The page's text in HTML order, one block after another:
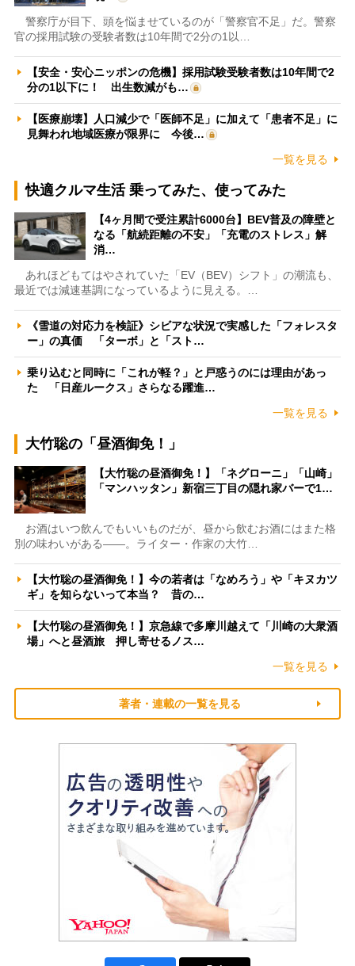
警察庁が目下、頭を悩ませているのが「警察官不足」だ。警察
官の採用試験の受験者数は10年間で2分の1以…
【安全・安心ニッポンの危機】採用試験受験者数は10年間で2
分の1以下に！ 出生数減がも…
【医療崩壊】人口減少で「医師不足」に加えて「患者不足」に
見舞われ地域医療が限界に 今後…
一覧を見る
快適クルマ生活 乗ってみた、使ってみた
【4ヶ月間で受注累計6000台】BEV普及の障壁と
なる「航続距離の不安」「充電のストレス」解
消…
あれほどもてはやされていた「EV（BEV）シフト」の潮流も、
最近では減速基調になっているように見える。…
《雪道の対応力を検証》シビアな状況で実感した「フォレスタ
ー」の真価 「ターボ」と「スト…
乗り込むと同時に「これが軽？」と戸惑うのには理由があっ
た 「日産ルークス」さらなる躍進…
一覧を見る
大竹聡の「昼酒御免！」
【大竹聡の昼酒御免！】「ネグローニ」「山崎」
「マンハッタン」新宿三丁目の隠れ家バーで1…
お酒はいつ飲んでもいいものだが、昼から飲むお酒にはまた格
別の味わいがある――。ライター・作家の大竹…
【大竹聡の昼酒御免！】今の若者は「なめろう」や「キヌカツ
ギ」を知らないって本当？ 昔の…
【大竹聡の昼酒御免！】京急線で多摩川越えて「川崎の大衆酒
場」へと昼酒旅 押し寄せるノス…
一覧を見る
著者・連載の一覧を見る